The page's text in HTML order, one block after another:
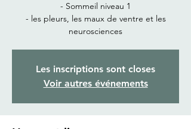
- Sommeil niveau 1
- les pleurs, les maux de ventre et les
neurosciences
Les inscriptions sont closes
Voir autres événements